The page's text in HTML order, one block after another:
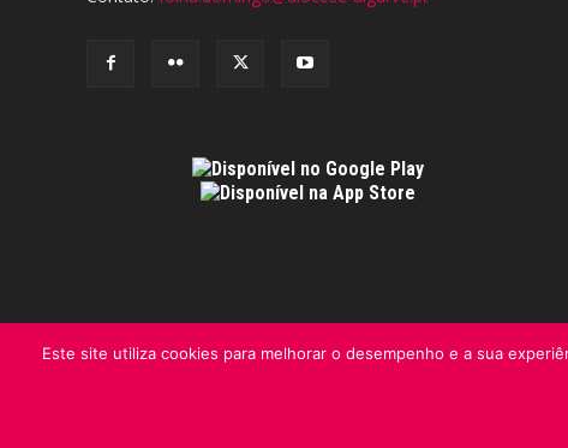
Este site utiliza cookies para melhorar o desempenho e a sua